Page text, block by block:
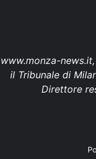
www.monza-
il Tribunale di
Direttore